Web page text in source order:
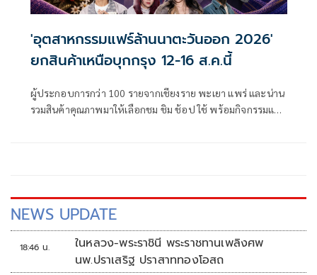
'อุตสาหกรรมแฟร์ล้านนาตะวันออก 2026'
ยกสินค้าเหนือบุกกรุง 12-16 ส.ค.นี้
ผู้ประกอบการกว่า 100 รายจากเชียงราย พะเยา แพร่ และน่าน
รวมสินค้าคุณภาพมาให้เลือกชม ชิม ช้อป ใช้ พร้อมกิจกรรมและ
NEWS UPDATE
18:46 น.
ในหลวง-พระราชินี พระราชทานเพลิงศพ
นพ.ปราเสริฐ ปราสาททองโอสถ